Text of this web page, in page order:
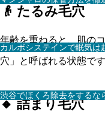
カルボシステインで眠気は
渋谷でほくろ除去をするな
👴 たるみ毛穴
年齢を重ねると、肌の
穴」と呼ばれる状態で
🔸 詰まり毛穴